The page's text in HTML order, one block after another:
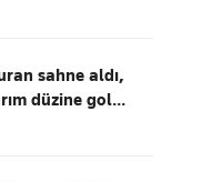
sahne aldı,
düzine gol...